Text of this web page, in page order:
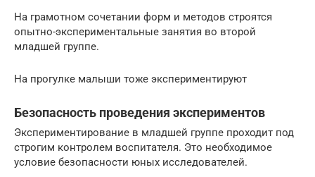
На грамотном сочетании форм и методов строятся
опытно-экспериментальные занятия во второй
младшей группе.
На прогулке малыши тоже экспериментируют
Безопасность проведения экспериментов
Экспериментирование в младшей группе проходит под
строгим контролем воспитателя. Это необходимое
условие безопасности юных исследователей.